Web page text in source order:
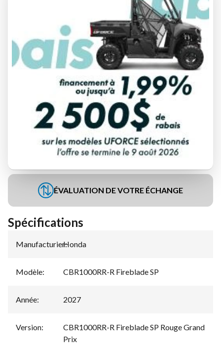
DEMANDE DE FINANCEMENT
ÉVALUATION DE VOTRE ÉCHANGE
Spécifications
Manufacturier:
Honda
Modèle: CBR1000RR-R Fireblade SP
Année: 2027
Version:
CBR1000RR-R Fireblade SP Rouge Grand
Prix